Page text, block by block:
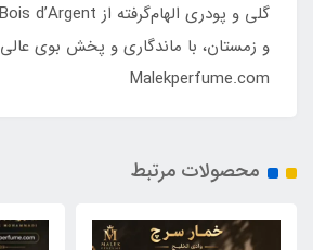
و زمستان، با ماندگاری و پخش بوی
Malekperfume.com
محصولات مرتبط